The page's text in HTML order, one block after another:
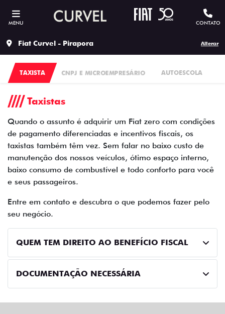
MENU CONTATO
Fiat Curvel - Pirapora Alterar
CNPJ E MICROEMPRESÁRIO AUTOESCOLA
TAXISTA
Taxistas
Quando o assunto é adquirir um Fiat zero com condições
de pagamento diferenciadas e incentivos fiscais, os
taxistas também têm vez. Sem falar no baixo custo de
manutenção dos nossos veículos, ótimo espaço interno,
baixo consumo de combustível e todo conforto para você
e seus passageiros.
Entre em contato e descubra o que podemos fazer pelo
seu negócio.
QUEM TEM DIREITO AO BENEFÍCIO FISCAL
DOCUMENTAÇÃO NECESSÁRIA